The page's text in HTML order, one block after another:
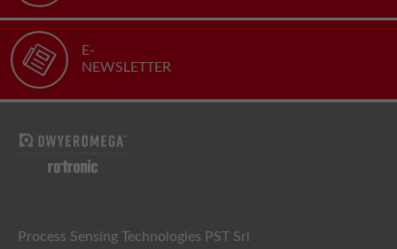
E-
NEWSLETTER
Process Sensing Technologies PST Srl